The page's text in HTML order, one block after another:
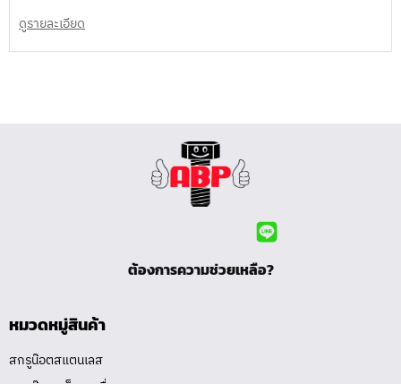
ดูรายละเอียด
ต้องการความช่วยเหลือ?
หมวดหมู่สินค้า
สกรูน๊อตสแตนเลส